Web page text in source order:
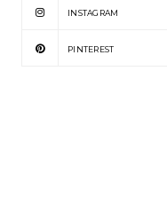
INSTAGRAM
PINTEREST